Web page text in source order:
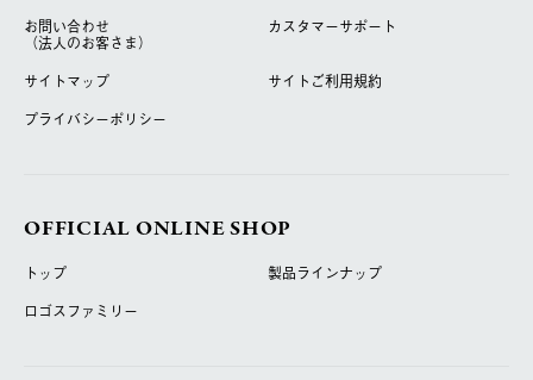
お問い合わせ
（法人のお客さま）
カスタマーサポート
サイトマップ
サイトご利用規約
プライバシーポリシー
OFFICIAL ONLINE SHOP
トップ
製品ラインナップ
ロゴスファミリー